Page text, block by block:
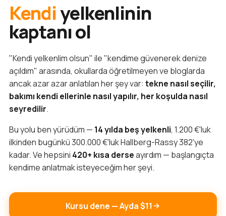
Kendiyelkenlinin
kaptanı ol
"Kendi yelkenlim olsun" ile "kendime güvenerek denize
açıldım" arasında, okullarda öğretilmeyen ve bloglarda
ancak azar azar anlatılan her şey var: tekne nasıl seçilir,
bakımı kendi ellerinle nasıl yapılır, her koşulda nasıl
seyredilir.
Bu yolu ben yürüdüm — 14 yılda beş yelkenli, 1.200 €'luk
ilkinden bugünkü 300.000 €'luk Hallberg-Rassy 382'ye
kadar. Ve hepsini 420+ kısa derseayırdım — başlangıçta
kendime anlatmak isteyeceğim her şeyi.
Kursu dene — Ayda $11